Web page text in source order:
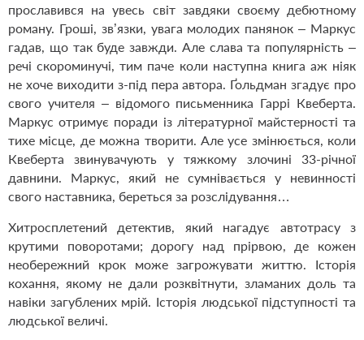
прославився на увесь світ завдяки своєму дебютному
роману. Гроші, зв’язки, увага молодих панянок – Маркус
гадав, що так буде завжди. Але слава та популярність –
речі скороминучі, тим паче коли наступна книга аж ніяк
не хоче виходити з-під пера автора. Ґольдман згадує про
свого учителя – відомого письменника Гаррі Квеберта.
Маркус отримує поради із літературної майстерності та
тихе місце, де можна творити. Але усе змінюється, коли
Квеберта звинувачують у тяжкому злочині 33-річної
давнини. Маркус, який не сумнівається у невинності
свого наставника, береться за розслідування…
Хитросплетений детектив, який нагадує автотрасу з
крутими поворотами; дорогу над прірвою, де кожен
необережний крок може загрожувати життю. Історія
кохання, якому не дали розквітнути, зламаних доль та
навіки загублених мрій. Історія людської підступності та
людської величі.